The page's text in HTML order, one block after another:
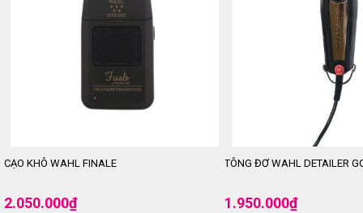
CẠO KHÔ WAHL FINALE
2.050.000₫
TÔNG ĐƠ WAHL DETAILER
1.950.000₫